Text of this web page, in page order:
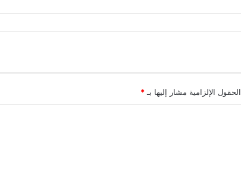
الحقول الإلزامية مشار إليها بـ*